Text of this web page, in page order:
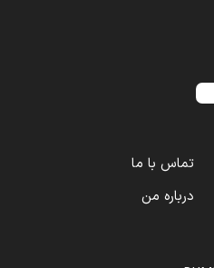
تماس با ما
درباره من